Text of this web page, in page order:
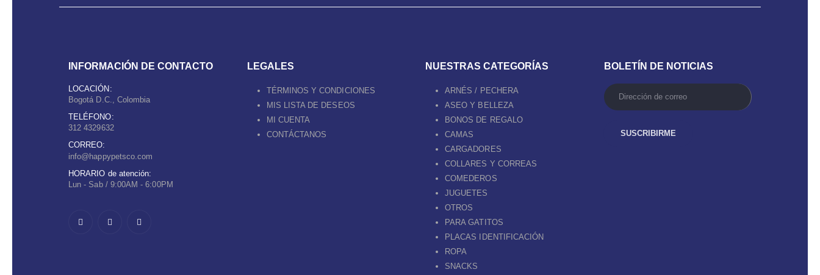
INFORMACIÓN DE CONTACTO
LOCACIÓN:
Bogotá D.C., Colombia
TELÉFONO:
312 4329632
CORREO:
info@happypetsco.com
HORARIO de atención:
Lun - Sab / 9:00AM - 6:00PM
LEGALES
TÉRMINOS Y CONDICIONES
MIS LISTA DE DESEOS
MI CUENTA
CONTÁCTANOS
NUESTRAS CATEGORÍAS
ARNÉS / PECHERA
ASEO Y BELLEZA
BONOS DE REGALO
CAMAS
CARGADORES
COLLARES Y CORREAS
COMEDEROS
JUGUETES
OTROS
PARA GATITOS
PLACAS IDENTIFICACIÓN
ROPA
SNACKS
BOLETÍN DE NOTICIAS